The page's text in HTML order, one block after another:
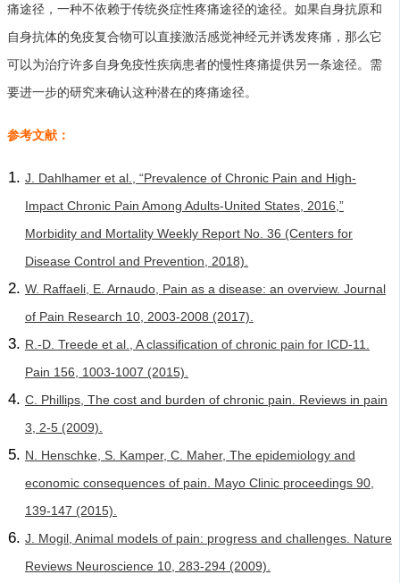
痛途径，一种不依赖于传统炎症性疼痛途径的途径。如果自身抗原和
自身抗体的免疫复合物可以直接激活感觉神经元并诱发疼痛，那么它
可以为治疗许多自身免疫性疾病患者的慢性疼痛提供另一条途径。需
要进一步的研究来确认这种潜在的疼痛途径。
参考文献：
J. Dahlhamer et al., “Prevalence of Chronic Pain and High-
Impact Chronic Pain Among Adults-United States, 2016,”
Morbidity and Mortality Weekly Report No. 36 (Centers for
Disease Control and Prevention, 2018).
W. Raffaeli, E. Arnaudo, Pain as a disease: an overview. Journal
of Pain Research 10, 2003-2008 (2017).
R.-D. Treede et al., A classification of chronic pain for ICD-11.
Pain 156, 1003-1007 (2015).
C. Phillips, The cost and burden of chronic pain. Reviews in pain
3, 2-5 (2009).
N. Henschke, S. Kamper, C. Maher, The epidemiology and
economic consequences of pain. Mayo Clinic proceedings 90,
139-147 (2015).
J. Mogil, Animal models of pain: progress and challenges. Nature
Reviews Neuroscience 10, 283-294 (2009).